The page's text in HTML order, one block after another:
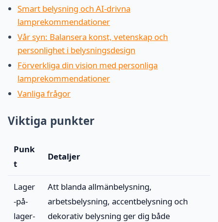
Smart belysning och AI-drivna
lamprekommendationer
Vår syn: Balansera konst, vetenskap och
personlighet i belysningsdesign
Förverkliga din vision med personliga
lamprekommendationer
Vanliga frågor
Viktiga punkter
Punk
t
Detaljer
Lager
-på-
lager-
Att blanda allmänbelysning,
arbetsbelysning, accentbelysning och
dekorativ belysning ger dig både